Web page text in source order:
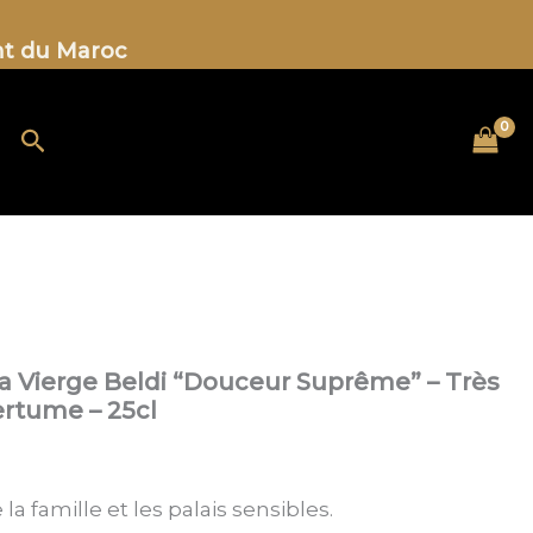
du Maroc
Rechercher
Vierge Beldi “Douceur Suprême” – Très
– 25cl
famille et les palais sensibles.